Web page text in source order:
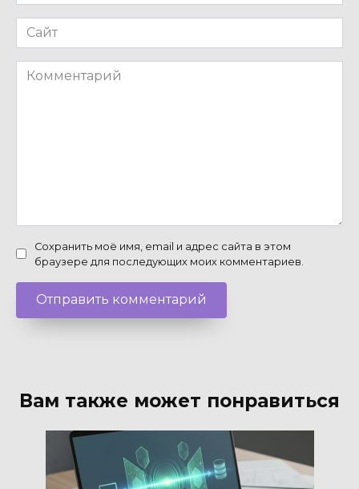
Сайт
Комментарий
Сохранить моё имя, email и адрес сайта в этом
браузере для последующих моих комментариев.
Вам также может понравиться